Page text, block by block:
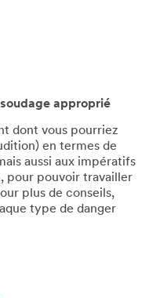
approprié
dont vous pourriez
en termes de
aussi aux impératifs
pour pouvoir travailler
plus de conseils,
type de danger